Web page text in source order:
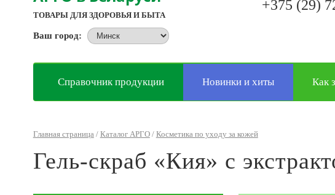
ТОВАРЫ ДЛЯ ЗДОРОВЬЯ И БЫТА
Ваш город:
+375 (29)
Справочник продукции Новинки и хиты Как
Главная страница/ Каталог АРГО/ Косметика по уходу за кожей
Гель-скраб «Кия» с